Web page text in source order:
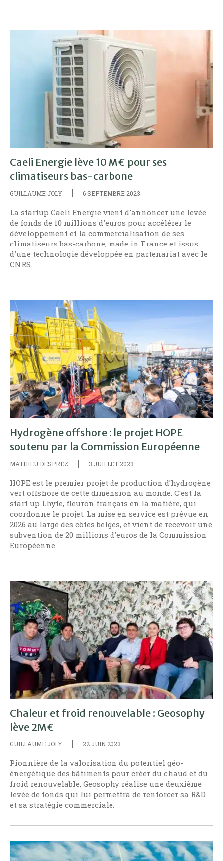
Caeli Energie lève 10 M€ pour ses
climatiseurs bas-carbone
GUILLAUME JOLY 6 SEPTEMBRE 2023
La startup Caeli Energie vient d'annoncer une levée
de fonds de 10 millions d'euros pour accélérer le
développement et la commercialisation de ses
climatiseurs bas-carbone, made in France et issus
d'une technologie développée en partenariat avec le
CNRS.
Hydrogène offshore : le projet HOPE
soutenu par la Commission Européenne
MATHIEU DESPREZ 3 JUILLET 2023
HOPE est le premier projet de production d’hydrogène
vert offshore de cette dimension au monde. C’est la
start up Lhyfe, fleuron français en la matière, qui
coordonne le projet. La mise en service est prévue en
2026 au large des côtes belges, et vient de recevoir une
subvention de 20 millions d'euros de la Commission
Européenne.
Chaleur et froid renouvelable : Geosophy
lève 2M€
GUILLAUME JOLY 22 JUIN 2023
Pionnière de la valorisation du potentiel géo-
énergétique des bâtiments pour créer du chaud et du
froid renouvelable, Geosophy réalise une deuxième
levée de fonds qui lui permettra de renforcer sa R&D
et sa stratégie commerciale.